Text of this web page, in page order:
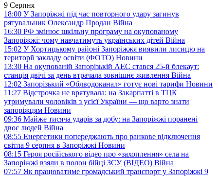
9 Серпня
18:00 У Запоріжжі під час повторного удару загинув
рятувальник Олександр Продан Війна
16:30 РФ змінює шкільну програму на окупованому
Запоріжжі: чому навчатимуть українських дітей Війна
15:02 У Хортицькому районі Запоріжжя виявили лисицю на
території закладу освіти (ФОТО) Новини
13:30 На окупованій Запорізькій АЕС стався 25-й блекаут:
станція двічі за день втрачала зовнішнє живлення Війна
12:02 Запорізький «Облводоканал» готує нові тарифи Новини
11:27 Відстрочка не врятувала: на Закарпатті в ТЦК
утримували чоловіків з усієї України — що варто знати
запоріжцям Новини
09:36 Майже тисяча ударів за добу: на Запоріжжі поранені
двоє людей Війна
08:55 Енергетики попереджають про ранкове відключення
світла 9 серпня в Запоріжжі Новини
08:15 Героя російського відео про «захоплення» села на
Запоріжжі взяли в полон бійці ЗСУ (ВІДЕО) Війна
07:57 Як працюватиме громадський транспорт у Запоріжжі 9